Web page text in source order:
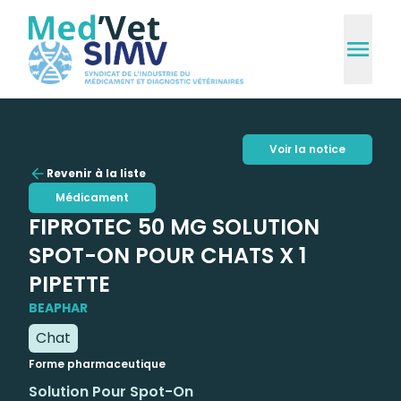
Revenir à la liste
Médicament
FIPROTEC 50 MG SOLUTION
SPOT-ON POUR CHATS X 1
PIPETTE
BEAPHAR
Chat
Forme pharmaceutique
Solution Pour Spot-On
Voir la notice